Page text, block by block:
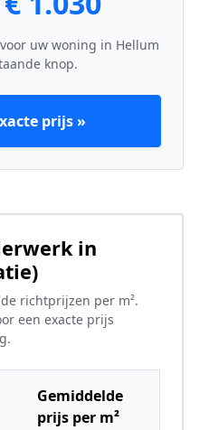
uw woning in Hellum
knop.
prijs »
in
richtprijzen per m².
een exacte prijs
Gemiddelde
prijs per m²